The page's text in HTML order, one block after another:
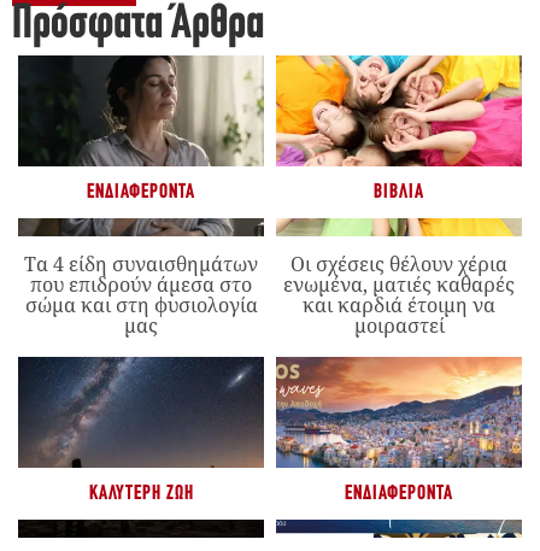
Πρόσφατα Άρθρα
ΕΝΔΙΑΦΈΡΟΝΤΑ
Τα 4 είδη συναισθημάτων
που επιδρούν άμεσα στο
σώμα και στη φυσιολογία
μας
ΒΙΒΛΊΑ
Οι σχέσεις θέλουν χέρια
ενωμένα, ματιές καθαρές
και καρδιά έτοιμη να
μοιραστεί
ΚΑΛΎΤΕΡΗ ΖΩΉ ΕΝΔΙΑΦΈΡΟΝΤΑ